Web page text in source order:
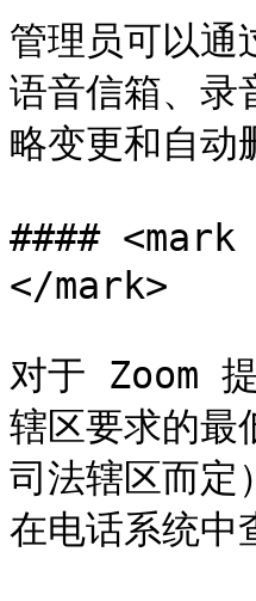
管理员可以通
语音信箱、录
略变更和自动
#### <mark
</mark>
对于 Zoom
辖区要求的
司法辖区而定
在电话系统中